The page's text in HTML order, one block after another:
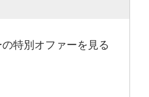
特別オファーを見る